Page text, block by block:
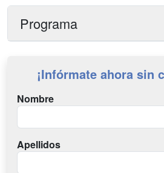
Programa
¡Infórmate ahora sin
Nombre
Apellidos